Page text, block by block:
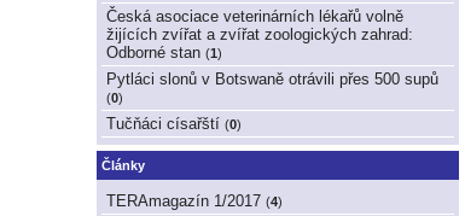
Česká asociace veterinárních lékařů volně
žijících zvířat a zvířat zoologických zahrad:
Odborné stan (1)
Pytláci slonů v Botswaně otrávili přes 500 supů
(0)
Tučňáci císařští (0)
Články
TERAmagazín 1/2017 (4)